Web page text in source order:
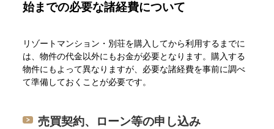
始までの必要な諸経費について
リゾートマンション・別荘を購入してから利用するまでに
は、物件の代金以外にもお金が必要となります。購入する
物件にもよって異なりますが、必要な諸経費を事前に調べ
て準備しておくことが必要です。
売買契約、ローン等の申し込み